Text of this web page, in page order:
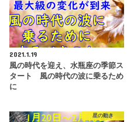
2021.1.19
風の時代を迎え、水瓶座の季節ス
タート 風の時代の波に乗るため
に
星の動き